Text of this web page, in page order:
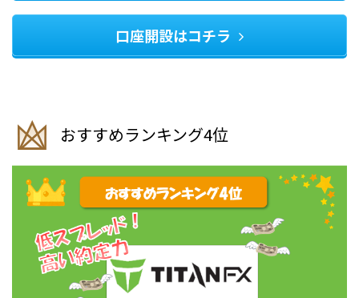
口座開設はコチラ
おすすめランキング4位